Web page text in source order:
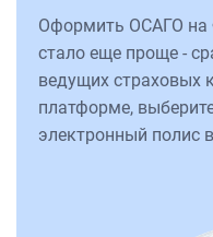
Оформить ОСАГО на
стало еще проще -
ведущих страховых
платформе,
электронный полис